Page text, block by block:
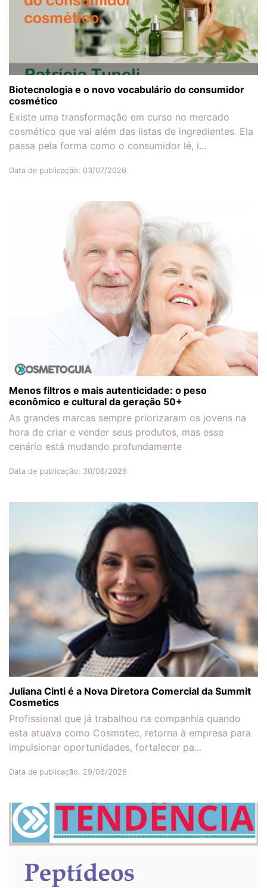
Biotecnologia e o novo vocabulário do consumidor
cosmético
Existe uma transformação em curso no mercado
cosmético que vai além das listas de ingredientes. Ela
passa pela forma como o consumidor lê, i...
Data de publicação: 03/07/2026
Menos filtros e mais autenticidade: o peso
econômico e cultural da geração 50+
As grandes marcas sempre priorizaram os jovens na
hora de criar e vender seus produtos, mas esse
cenário está mudando profundamente
Data de publicação: 30/06/2026
Juliana Cinti é a Nova Diretora Comercial da Summit
Cosmetics
Profissional que já trabalhou na companhia quando
esta atuava como Cosmotec, retorna à empresa para
impulsionar oportunidades, fortalecer pa...
Data de publicação: 29/06/2026